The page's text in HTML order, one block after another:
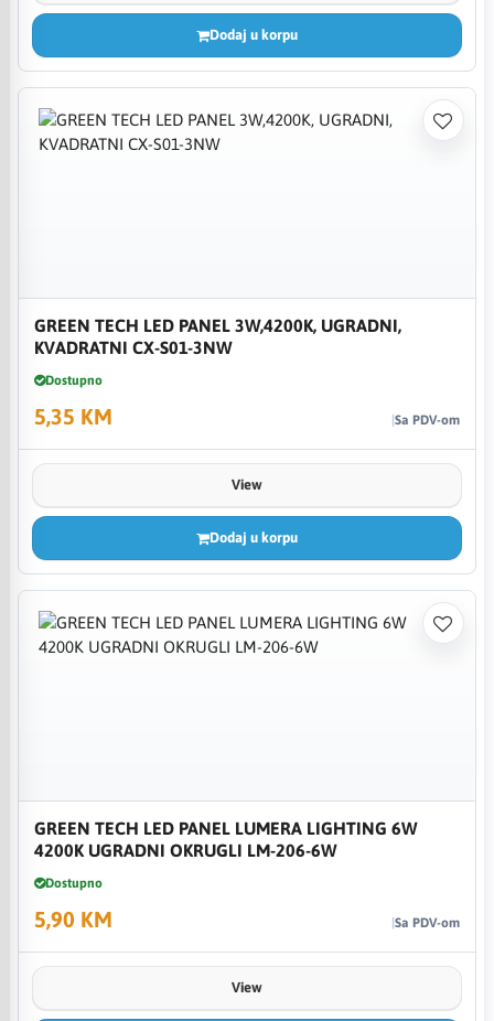
Dodaj u korpu
GREEN TECH LED PANEL 3W,4200K, UGRADNI,
KVADRATNI CX-S01-3NW
Dostupno
5,35 KM Sa PDV-om
View
Dodaj u korpu
GREEN TECH LED PANEL LUMERA LIGHTING 6W
4200K UGRADNI OKRUGLI LM-206-6W
Dostupno
5,90 KM Sa PDV-om
View